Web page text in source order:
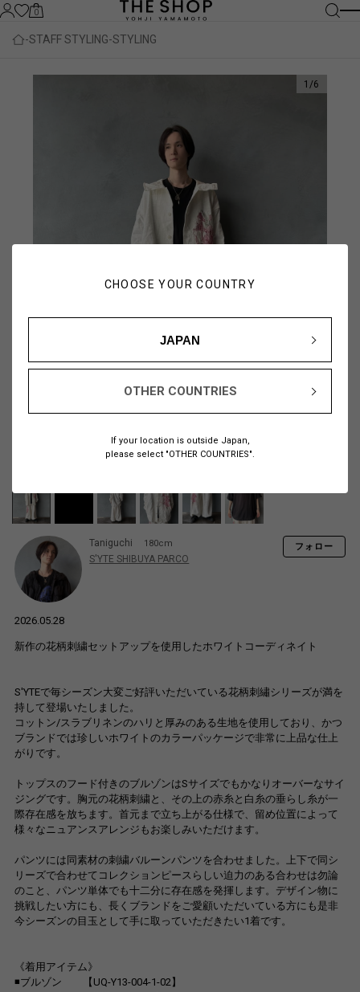
CHOOSE YOUR COUNTRY
JAPAN
OTHER COUNTRIES
If your location is outside Japan,
please select "OTHER COUNTRIES".
0
STAFF STYLING STYLING
1 /6
Taniguchi 180cm
S'YTE SHIBUYA PARCO
フォロー
2026.05.28
新作の花柄刺繍セットアップを使用したホワイトコーディネイト
S'YTEで毎シーズン大変ご好評いただいている花柄刺繡シリーズが満を
持して登場いたしました。
コットン/スラブリネンのハリと厚みのある生地を使用しており、かつ
ブランドでは珍しいホワイトのカラーパッケージで非常に上品な仕上
がりです。
トップスのフード付きのブルゾンはSサイズでもかなりオーバーなサイ
ジングです。胸元の花柄刺繍と、その上の赤糸と白糸の垂らし糸が一
際存在感を放ちます。首元まで立ち上がる仕様で、留め位置によって
様々なニュアンスアレンジもお楽しみいただけます。
パンツには同素材の刺繍バルーンパンツを合わせました。上下で同シ
リーズで合わせてコレクションピースらしい迫力のある合わせは勿論
のこと、パンツ単体でも十二分に存在感を発揮します。デザイン物に
挑戦したい方にも、長くブランドをご愛顧いただいている方にも是非
今シーズンの目玉として手に取っていただきたい1着です。
《着用アイテム》
◾ブルゾン 【UQ-Y13-004-1-02】